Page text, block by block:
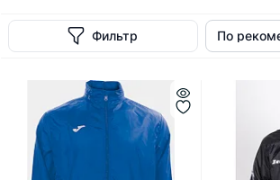
Фильтр